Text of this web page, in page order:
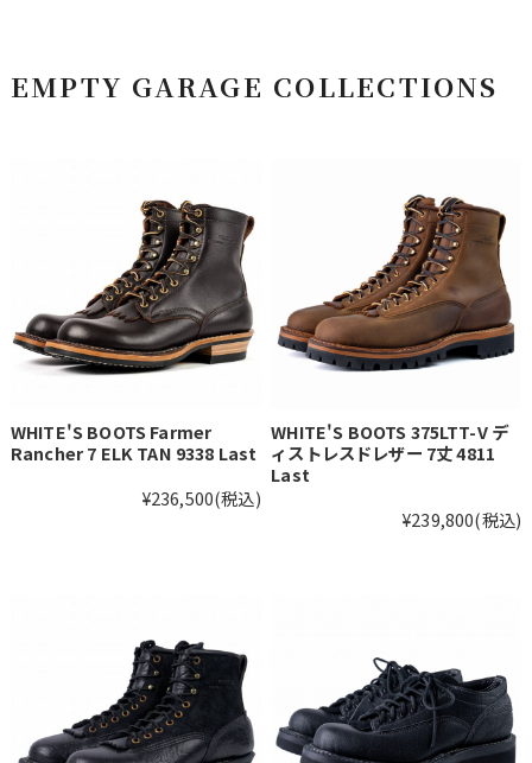
EMPTY GARAGE COLLECTIONS
WHITE'S BOOTS Farmer
Rancher 7 ELK TAN 9338 Last
¥236,500(税込)
WHITE'S BOOTS 375LTT-V デ
ィストレスドレザー 7丈 4811
Last
¥239,800(税込)